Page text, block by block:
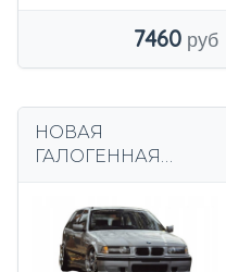
7460
НОВАЯ
ГАЛОГЕННАЯ
BMW 3 E36 1990-
2000 PRE-
LIFT/POLIFT